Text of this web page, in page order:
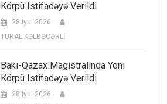
Körpü Istifadəyə Verildi
28 İyul 2026
TURAL KƏLBƏCƏRLİ
Bakı-Qazax Magistralında Yeni
Körpü Istifadəyə Verildi
28 İyul 2026